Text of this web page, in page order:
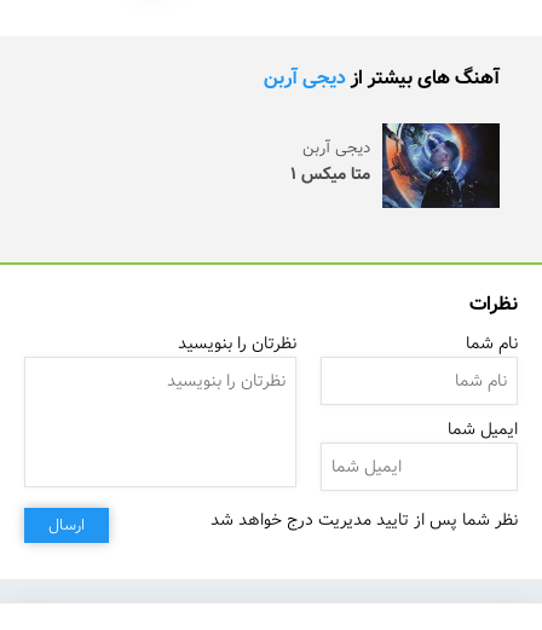
آهنگ های بیشتر ازدیجی‌ آربن
دیجی‌ آربن
متا میکس ۱
نظرات
نام شما
ایمیل شما
نظرتان را بنویسید
نظر شما پس از تایید مدیریت درج خواهد شد ارسال